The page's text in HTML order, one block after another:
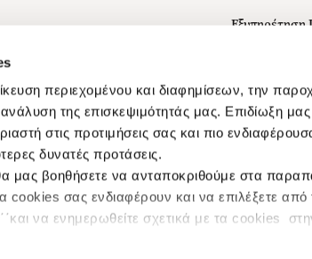
περιεχομένου και διαφημίσεων, την
της επισκεψιμότητάς μας. Επιδίωξη μας
στις προτιμήσεις σας και πιο
δυνατές προτάσεις.
θα μας βοηθήσετε να ανταποκριθούμε στα
cookies σας ενδιαφέρουν και να επιλέξετε από
΄΄και να ενημερωθείτε σχετικά με τα cookies
Επιθυμητών" και τη Βιβλιοθήκη
B2B
Δικαίωμα